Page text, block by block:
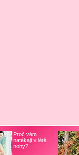
Proč vám
natékají v létě
nohy?